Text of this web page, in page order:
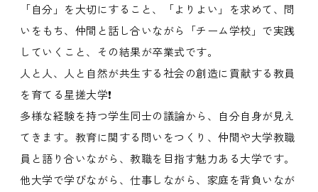
「自分」を大切にすること、「よりよい」を求めて、問
いをもち、仲間と話し合いながら「チーム学校」で実践
していくこと、その結果が卒業式です。
人と人、人と自然が共生する社会の創造に貢献する教員
を育てる星搓大学❗️
多様な経験を持つ学生同士の議論から、自分自身が見え
てきます。教育に関する問いをつくり、仲間や大学教職
員と語り合いながら、教職を目指す魅力ある大学です。
他大学で学びながら、仕事しながら、家庭を背負いなが